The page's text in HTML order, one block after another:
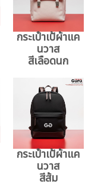
กระเป๋าเป้ผ้าแค
นวาส
สีเลือดนก
กระเป๋าเป้ผ้าแค
นวาส
สีส้ม